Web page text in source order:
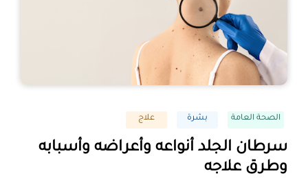
الصحة العامة بشرة علاج
سرطان الجلد أنواعه وأعراضه وأسبابه
وطرق علاجه